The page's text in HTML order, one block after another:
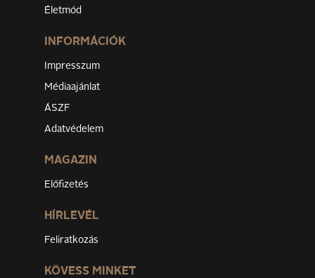
Életmód
INFORMÁCIÓK
Impresszum
Médiaajánlat
ÁSZF
Adatvédelem
MAGAZIN
Előfizetés
HÍRLEVÉL
Feliratkozás
KÖVESS MINKET